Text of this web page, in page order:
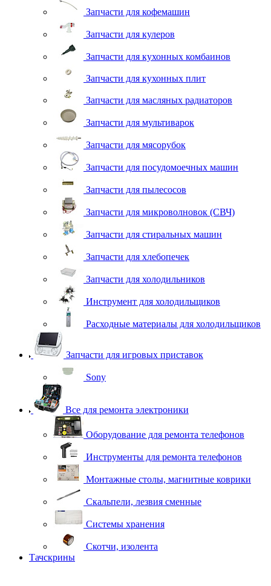
Запчасти для кофемашин
Запчасти для кулеров
Запчасти для кухонных комбаинов
Запчасти для кухонных плит
Запчасти для масляных радиаторов
Запчасти для мультиварок
Запчасти для мясорубок
Запчасти для посудомоечных машин
Запчасти для пылесосов
Запчасти для микроволновок (СВЧ)
Запчасти для стиральных машин
Запчасти для хлебопечек
Запчасти для холодильников
Инструмент для холодильщиков
Расходные материалы для холодильщиков
Запчасти для игровых приставок
Sony
Все для ремонта электроники
Оборудование для ремонта телефонов
Инструменты для ремонта телефонов
Монтажные столы, магнитные коврики
Скальпели, лезвия сменные
Системы хранения
Скотчи, изолента
Тачскрины